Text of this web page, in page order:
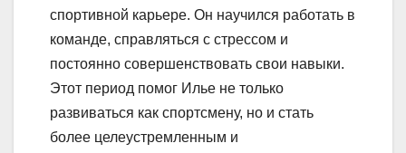
спортивной карьере. Он научился работать в
команде, справляться с стрессом и
постоянно совершенствовать свои навыки.
Этот период помог Илье не только
развиваться как спортсмену, но и стать
более целеустремленным и